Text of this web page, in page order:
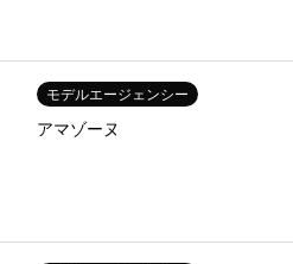
モデルエージェンシー
アマゾーヌ